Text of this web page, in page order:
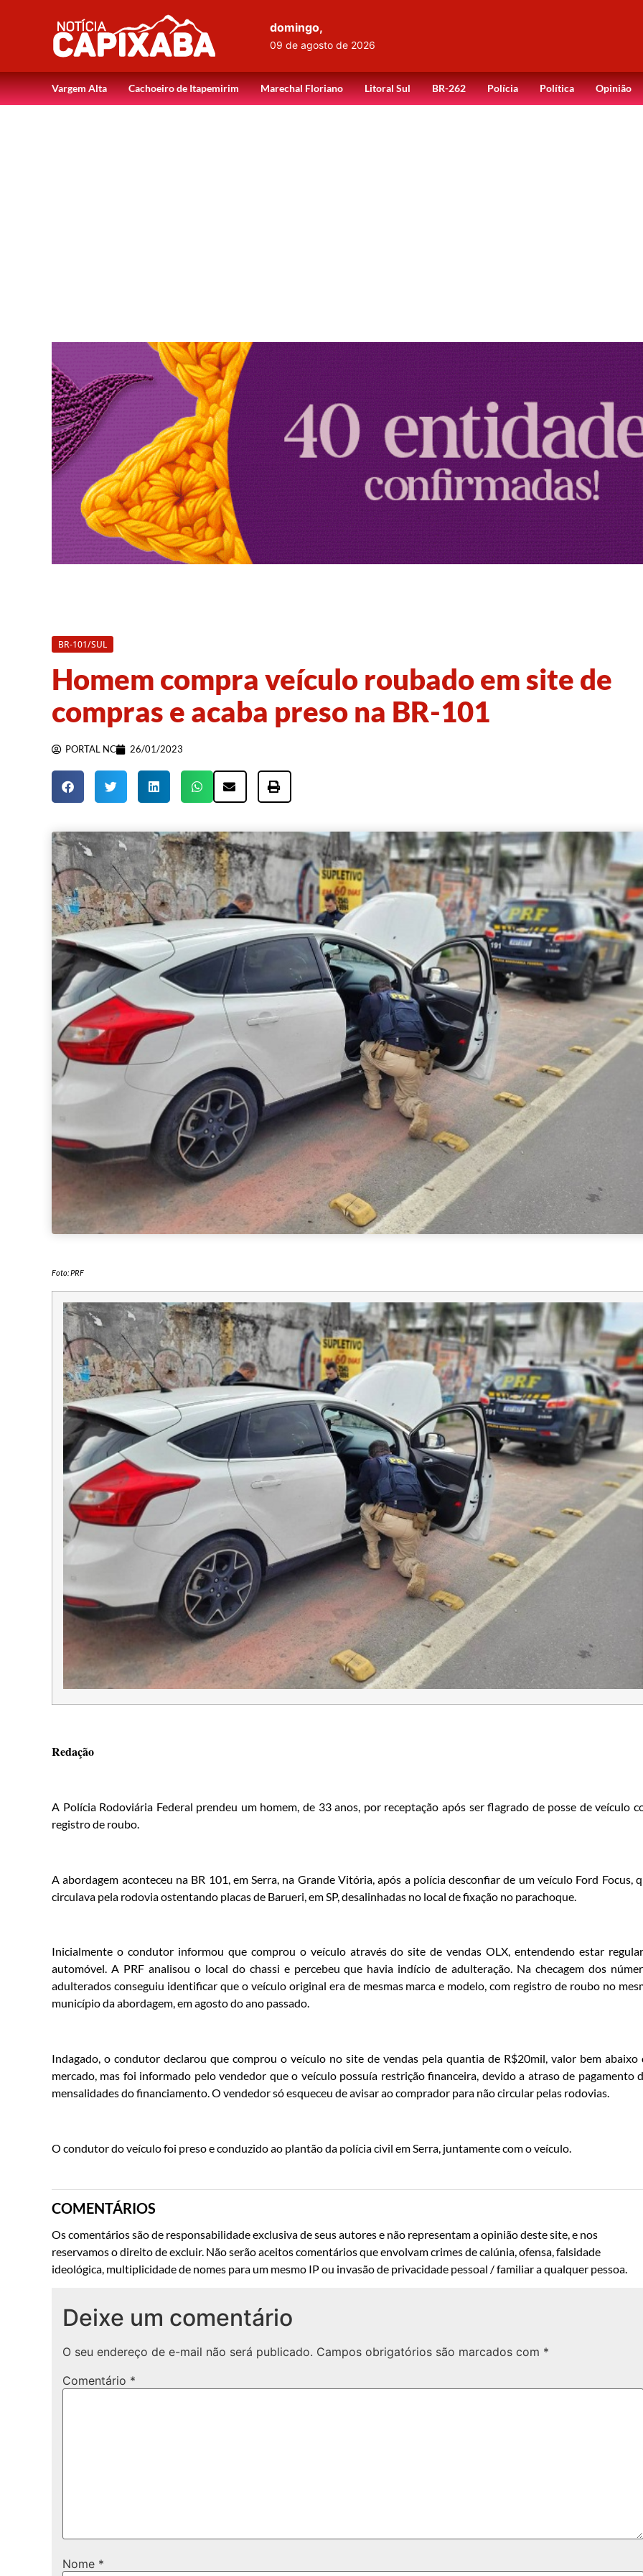
domingo,
09 de agosto de 2026
Vargem Alta Cachoeiro de Itapemirim Marechal Floriano Litoral Sul BR-262 Polícia Política Opinião
BR-101/SUL
Homem compra veículo roubado em site de
compras e acaba preso na BR-101
PORTAL NC 26/01/2023
Foto: PRF
Redação
A Polícia Rodoviária Federal prendeu um homem, de 33 anos, por receptação após ser flagrado de posse de veículo
registro de roubo.
A abordagem aconteceu na BR 101, em Serra, na Grande Vitória, após a polícia desconfiar de um veículo Ford Focus,
circulava pela rodovia ostentando placas de Barueri, em SP, desalinhadas no local de fixação no parachoque.
Inicialmente o condutor informou que comprou o veículo através do site de vendas OLX, entendendo estar
automóvel. A PRF analisou o local do chassi e percebeu que havia indício de adulteração. Na checagem dos
adulterados conseguiu identificar que o veículo original era de mesmas marca e modelo, com registro de roubo no
município da abordagem, em agosto do ano passado.
Indagado, o condutor declarou que comprou o veículo no site de vendas pela quantia de R$20mil, valor bem abaixo
mercado, mas foi informado pelo vendedor que o veículo possuía restrição financeira, devido a atraso de pagamento
mensalidades do financiamento. O vendedor só esqueceu de avisar ao comprador para não circular pelas rodovias.
O condutor do veículo foi preso e conduzido ao plantão da polícia civil em Serra, juntamente com o veículo.
COMENTÁRIOS
Os comentários são de responsabilidade exclusiva de seus autores e não representam a opinião deste site, e nos
reservamos o direito de excluir. Não serão aceitos comentários que envolvam crimes de calúnia, ofensa, falsidade
ideológica, multiplicidade de nomes para um mesmo IP ou invasão de privacidade pessoal / familiar a qualquer pessoa.
Deixe um comentário
O seu endereço de e-mail não será publicado. Campos obrigatórios são marcados com *
Comentário *
Nome *